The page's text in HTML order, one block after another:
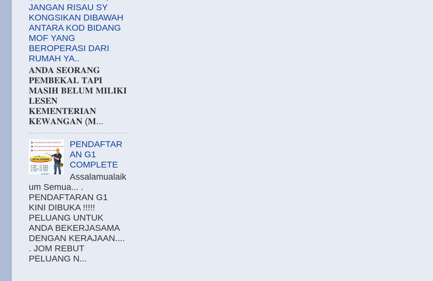
JANGAN RISAU SY
KONGSIKAN DIBAWAH
ANTARA KOD BIDANG
MOF YANG
BEROPERASI DARI
RUMAH YA..
𝐀𝐍𝐃𝐀 𝐒𝐄𝐎𝐑𝐀𝐍𝐆
𝐏𝐄𝐌𝐁𝐄𝐊𝐀𝐋 𝐓𝐀𝐏𝐈
𝐌𝐀𝐒𝐈𝐇 𝐁𝐄𝐋𝐔𝐌 𝐌𝐈𝐋𝐈𝐊𝐈
𝐋𝐄𝐒𝐄𝐍
𝐊𝐄𝐌𝐄𝐍𝐓𝐄𝐑𝐈𝐀𝐍
𝐊𝐄𝐖𝐀𝐍𝐆𝐀𝐍 (𝐌...
PENDAFTAR
AN G1
COMPLETE
Assalamualaik
um Semua... .
PENDAFTARAN G1
KINI DIBUKA !!!!!
PELUANG UNTUK
ANDA BEKERJASAMA
DENGAN KERAJAAN....
. JOM REBUT
PELUANG N...